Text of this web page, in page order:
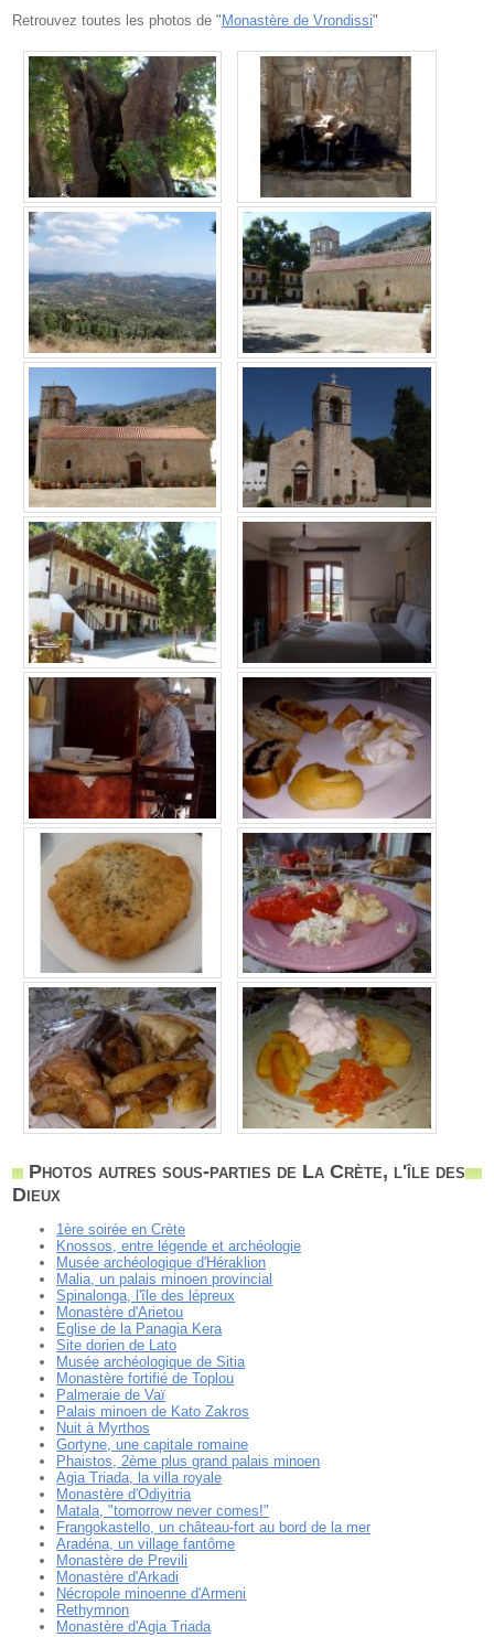
Retrouvez toutes les photos de " Monastère de Vrondissi"
Photos autres sous-parties de La Crète, l'île des
Dieux
1ère soirée en Crète
Knossos, entre légende et archéologie
Musée archéologique d'Héraklion
Malia, un palais minoen provincial
Spinalonga, l'île des lépreux
Monastère d'Arietou
Eglise de la Panagia Kera
Site dorien de Lato
Musée archéologique de Sitia
Monastère fortifié de Toplou
Palmeraie de Vaï
Palais minoen de Kato Zakros
Nuit à Myrthos
Gortyne, une capitale romaine
Phaistos, 2ème plus grand palais minoen
Agia Triada, la villa royale
Monastère d'Odiyitria
Matala, "tomorrow never comes!"
Frangokastello, un château-fort au bord de la mer
Aradéna, un village fantôme
Monastère de Previli
Monastère d'Arkadi
Nécropole minoenne d'Armeni
Rethymnon
Monastère d'Agia Triada